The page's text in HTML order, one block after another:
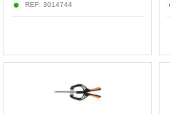
REF: 3014744